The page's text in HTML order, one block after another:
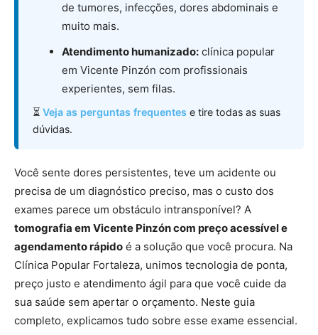
de tumores, infecções, dores abdominais e
muito mais.
Atendimento humanizado: clínica popular
em Vicente Pinzón com profissionais
experientes, sem filas.
⏳ Veja as perguntas frequentes e tire todas as suas
dúvidas.
Você sente dores persistentes, teve um acidente ou
precisa de um diagnóstico preciso, mas o custo dos
exames parece um obstáculo intransponível? A
tomografia em Vicente Pinzón com preço acessível e
agendamento rápido é a solução que você procura. Na
Clínica Popular Fortaleza, unimos tecnologia de ponta,
preço justo e atendimento ágil para que você cuide da
sua saúde sem apertar o orçamento. Neste guia
completo, explicamos tudo sobre esse exame essencial.